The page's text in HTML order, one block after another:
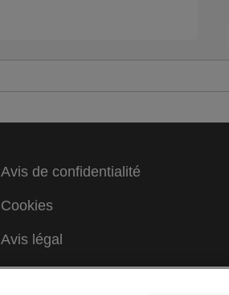
Avis de confidentialité
Cookies
Avis légal
Colophon